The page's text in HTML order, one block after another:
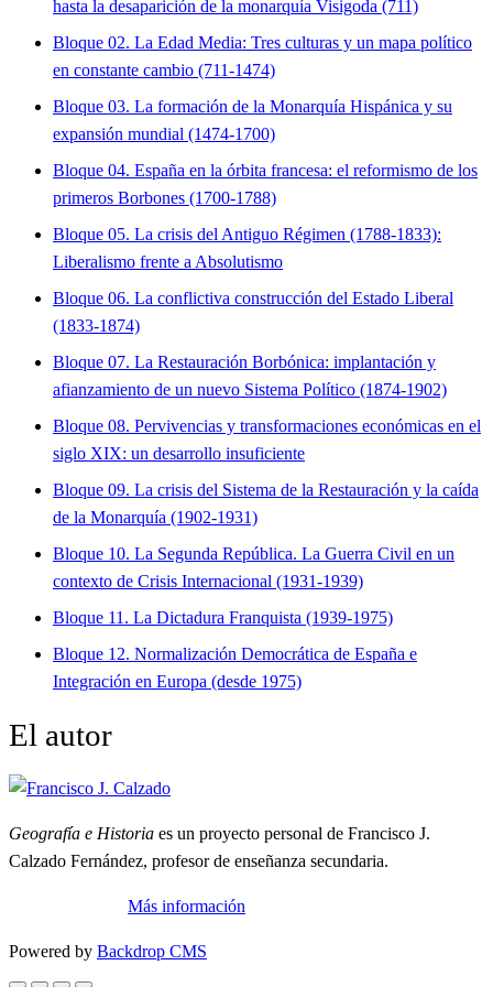
hasta la desaparición de la monarquía Visigoda (711)
Bloque 02. La Edad Media: Tres culturas y un mapa político
en constante cambio (711-1474)
Bloque 03. La formación de la Monarquía Hispánica y su
expansión mundial (1474-1700)
Bloque 04. España en la órbita francesa: el reformismo de los
primeros Borbones (1700-1788)
Bloque 05. La crisis del Antiguo Régimen (1788-1833):
Liberalismo frente a Absolutismo
Bloque 06. La conflictiva construcción del Estado Liberal
(1833-1874)
Bloque 07. La Restauración Borbónica: implantación y
afianzamiento de un nuevo Sistema Político (1874-1902)
Bloque 08. Pervivencias y transformaciones económicas en el
siglo XIX: un desarrollo insuficiente
Bloque 09. La crisis del Sistema de la Restauración y la caída
de la Monarquía (1902-1931)
Bloque 10. La Segunda República. La Guerra Civil en un
contexto de Crisis Internacional (1931-1939)
Bloque 11. La Dictadura Franquista (1939-1975)
Bloque 12. Normalización Democrática de España e
Integración en Europa (desde 1975)
El autor
Geografía e Historia es un proyecto personal de Francisco J.
Calzado Fernández, profesor de enseñanza secundaria.
Más información
Powered by Backdrop CMS